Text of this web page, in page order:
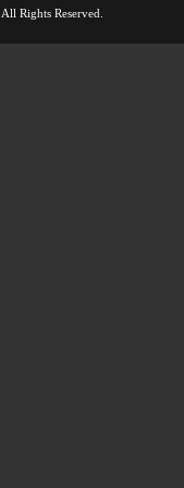
. All Rights Reserved.